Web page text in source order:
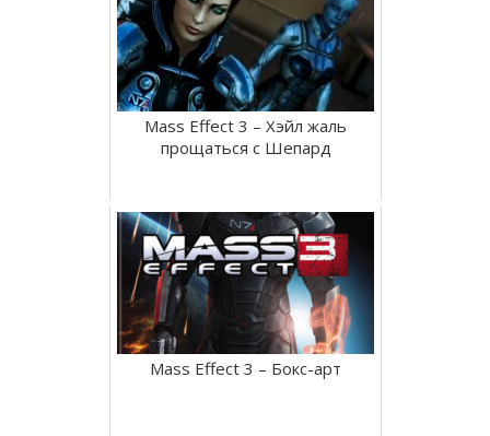
Mass Effect 3 – Хэйл жаль
прощаться с Шепард
Mass Effect 3 – Бокс-арт